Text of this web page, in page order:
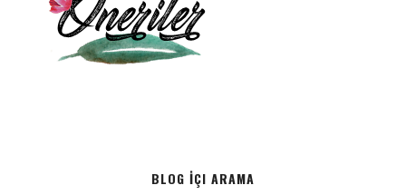
BLOG İÇI ARAMA